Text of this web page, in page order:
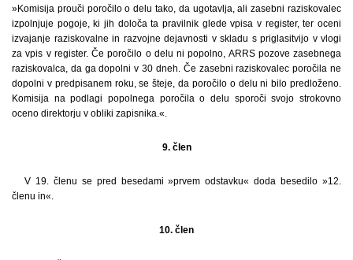
»Komisija prouči poročilo o delu tako, da ugotavlja, ali zasebni raziskovalec
izpolnjuje pogoje, ki jih določa ta pravilnik glede vpisa v register, ter oceni
izvajanje raziskovalne in razvojne dejavnosti v skladu s priglasitvijo v vlogi
za vpis v register. Če poročilo o delu ni popolno, ARRS pozove zasebnega
raziskovalca, da ga dopolni v 30 dneh. Če zasebni raziskovalec poročila ne
dopolni v predpisanem roku, se šteje, da poročilo o delu ni bilo predloženo.
Komisija na podlagi popolnega poročila o delu sporoči svojo strokovno
oceno direktorju v obliki zapisnika.«.
9. člen
V 19. členu se pred besedami »prvem odstavku« doda besedilo »12.
členu in«.
10. člen